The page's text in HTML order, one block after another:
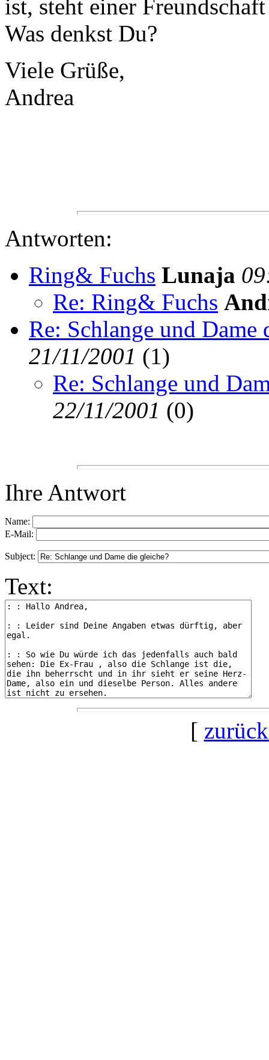
ist, steht einer
Was denkst Du?
Viele Grüße,
Andrea
Antworten:
Ring& Fuchs Lunaja
Re: Ring& Fuchs
Re: Schlange und Dame
21/11/2001 (1)
Re: Schlange und
22/11/2001 (0)
Ihre Antwort
Name:
E-Mail:
Subject:
Text:
[